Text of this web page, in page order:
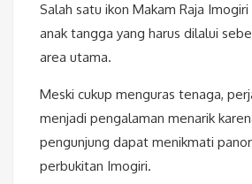
Salah satu ikon Makam Raja
anak tangga yang harus dilalui
area utama.
Meski cukup menguras tenaga,
menjadi pengalaman menarik
pengunjung dapat menikmati
perbukitan Imogiri.